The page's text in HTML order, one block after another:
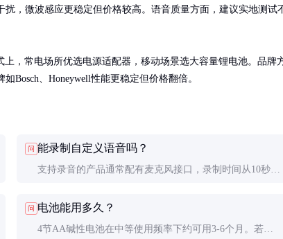
，微波感应更稳定但价格较高。语音质量方面，建议实地测试
，常电场所优选电源适配器，移动场景选大容量锂电池。品牌
Bosch、Honeywell性能更稳定但价格翻倍。
问 能录制自定义语音吗？
支持录音的产品通常配有麦克风接口，录制时间从10秒到
息过长。
问 电池能用多久？
4节AA碱性电池在中等使用频率下约可用3-6个月。若每